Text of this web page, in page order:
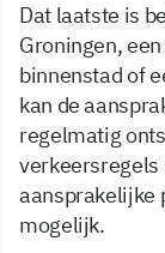
Dat laatste is
Groningen,
binnenstad of
kan de
regelmatig
aansprakelijke
mogelijk.